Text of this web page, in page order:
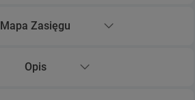
Mapa Zasięgu
Rozwiń sekcję Mapa Zasięgu
Opis
Rozwiń sekcję Opis